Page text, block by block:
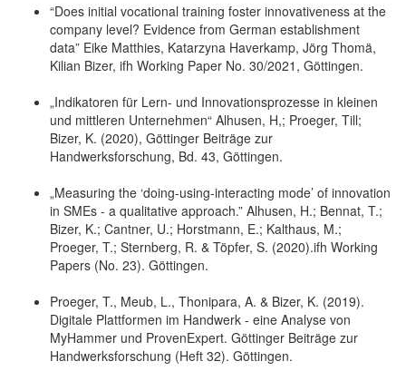
“Does initial vocational training foster innovativeness at the
company level? Evidence from German establishment
data” Eike Matthies, Katarzyna Haverkamp, Jörg Thomä,
Kilian Bizer, ifh Working Paper No. 30/2021, Göttingen.
„Indikatoren für Lern- und Innovationsprozesse in kleinen
und mittleren Unternehmen“ Alhusen, H,; Proeger, Till;
Bizer, K. (2020), Göttinger Beiträge zur
Handwerksforschung, Bd. 43, Göttingen.
„Measuring the ‘doing-using-interacting mode’ of innovation
in SMEs - a qualitative approach.” Alhusen, H.; Bennat, T.;
Bizer, K.; Cantner, U.; Horstmann, E.; Kalthaus, M.;
Proeger, T.; Sternberg, R. & Töpfer, S. (2020).ifh Working
Papers (No. 23). Göttingen.
Proeger, T., Meub, L., Thonipara, A. & Bizer, K. (2019).
Digitale Plattformen im Handwerk - eine Analyse von
MyHammer und ProvenExpert. Göttinger Beiträge zur
Handwerksforschung (Heft 32). Göttingen.